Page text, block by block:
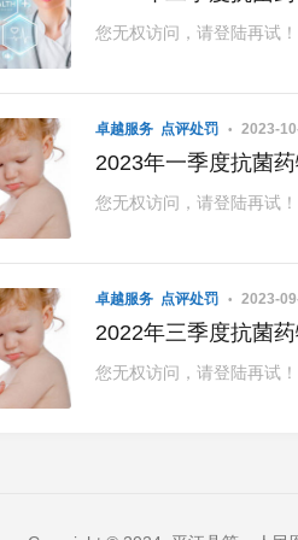
您无权访问，请登陆再试！
卓越服务 点评处罚 2023-
2023年一季度抗菌
您无权访问，请登陆再试！
卓越服务 点评处罚 2023-
2022年三季度抗菌
您无权访问，请登陆再试！